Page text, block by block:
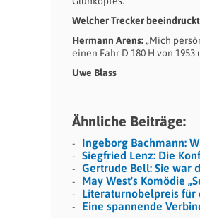
Welcher Trecker
Hermann Arens: „Mich
einen Fahr D 180 H von
Uwe Blass
Ähnliche Beiträge:
Ingeborg Bachmann:
Siegfried Lenz: Die
Gertrude Bell: Sie war
May West's Komödie
Literaturnobelpreis für
Eine spannende